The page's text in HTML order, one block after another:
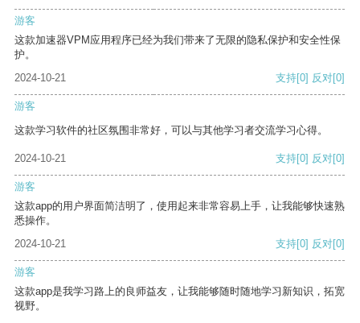
游客
这款加速器VPM应用程序已经为我们带来了无限的隐私保护和安全性保
护。
2024-10-21
支持[0] 反对[0]
游客
这款学习软件的社区氛围非常好，可以与其他学习者交流学习心得。
2024-10-21 支持[0] 反对[0]
游客
这款app的用户界面简洁明了，使用起来非常容易上手，让我能够快速熟
悉操作。
2024-10-21
支持[0] 反对[0]
游客
这款app是我学习路上的良师益友，让我能够随时随地学习新知识，拓宽
视野。